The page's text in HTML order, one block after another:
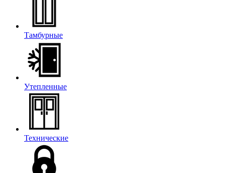
Тамбурные
Утепленные
Технические